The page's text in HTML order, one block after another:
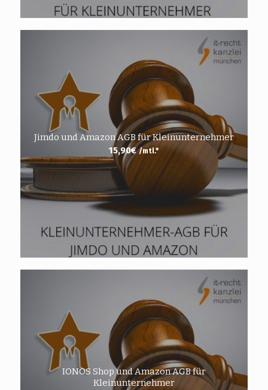
Jimdo und Amazon AGB für Kleinunternehmer
15,90€ /mtl.*
IONOS Shop und Amazon AGB für
Kleinunternehmer